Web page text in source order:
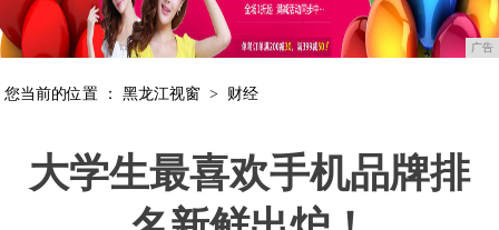
广告
您当前的位置 ：黑龙江视窗 > 财经
大学生最喜欢手机品牌排